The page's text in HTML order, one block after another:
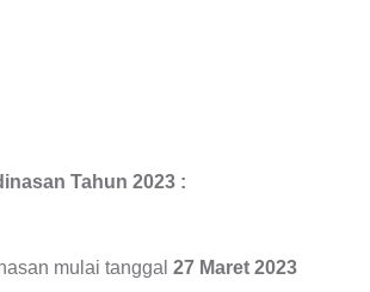
Tahun 2023 :
mulai tanggal 27 Maret 2023